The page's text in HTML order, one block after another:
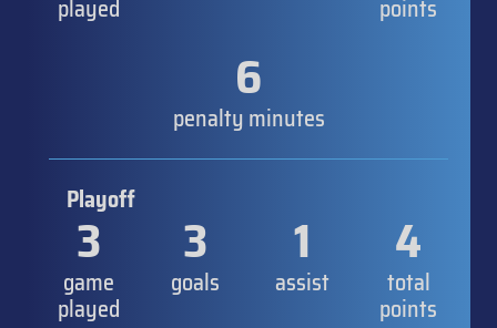
played points
6
penalty minutes
Playoff
3
game
played
3
goals
1
assist
4
total
points